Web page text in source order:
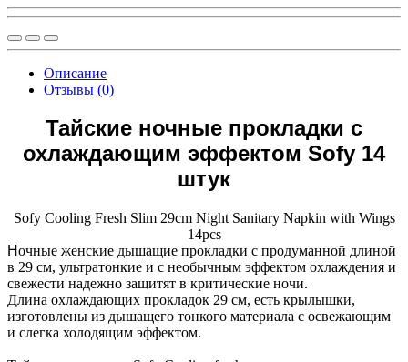
Описание
Отзывы (0)
Тайские ночные прокладки с
охлаждающим эффектом Sofy 14
штук
Sofy Cooling Fresh Slim 29cm Night Sanitary Napkin with Wings
14pcs
Ночные женские дышащие прокладки с продуманной длиной
в 29 см, ультратонкие и с необычным эффектом охлаждения и
свежести надежно защитят в критические ночи.
Длина охлаждающих прокладок 29 см, есть крылышки,
изготовлены из дышащего тонкого материала с освежающим
и слегка холодящим эффектом.